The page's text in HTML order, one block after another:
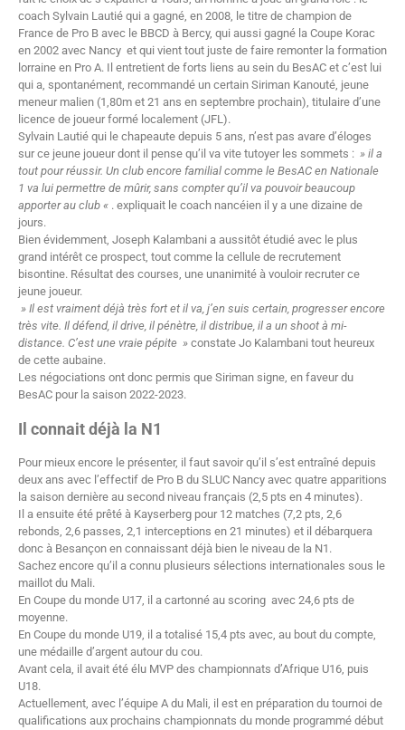
coach Sylvain Lautié qui a gagné, en 2008, le titre de champion de
France de Pro B avec le BBCD à Bercy, qui aussi gagné la Coupe Korac
en 2002 avec Nancy et qui vient tout juste de faire remonter la formation
lorraine en Pro A. Il entretient de forts liens au sein du BesAC et c’est lui
qui a, spontanément, recommandé un certain Siriman Kanouté, jeune
meneur malien (1,80m et 21 ans en septembre prochain), titulaire d’une
licence de joueur formé localement (JFL).
Sylvain Lautié qui le chapeaute depuis 5 ans, n’est pas avare d’éloges
sur ce jeune joueur dont il pense qu’il va vite tutoyer les sommets : » il a
tout pour réussir. Un club encore familial comme le BesAC en Nationale
1 va lui permettre de mûrir, sans compter qu’il va pouvoir beaucoup
apporter au club « . expliquait le coach nancéien il y a une dizaine de
jours.
Bien évidemment, Joseph Kalambani a aussitôt étudié avec le plus
grand intérêt ce prospect, tout comme la cellule de recrutement
bisontine. Résultat des courses, une unanimité à vouloir recruter ce
jeune joueur.
» Il est vraiment déjà très fort et il va, j’en suis certain, progresser encore
très vite. Il défend, il drive, il pénètre, il distribue, il a un shoot à mi-
distance. C’est une vraie pépite » constate Jo Kalambani tout heureux
de cette aubaine.
Les négociations ont donc permis que Siriman signe, en faveur du
BesAC pour la saison 2022-2023.
Il connait déjà la N1
Pour mieux encore le présenter, il faut savoir qu’il s’est entraîné depuis
deux ans avec l’effectif de Pro B du SLUC Nancy avec quatre apparitions
la saison dernière au second niveau français (2,5 pts en 4 minutes).
Il a ensuite été prêté à Kayserberg pour 12 matches (7,2 pts, 2,6
rebonds, 2,6 passes, 2,1 interceptions en 21 minutes) et il débarquera
donc à Besançon en connaissant déjà bien le niveau de la N1.
Sachez encore qu’il a connu plusieurs sélections internationales sous le
maillot du Mali.
En Coupe du monde U17, il a cartonné au scoring avec 24,6 pts de
moyenne.
En Coupe du monde U19, il a totalisé 15,4 pts avec, au bout du compte,
une médaille d’argent autour du cou.
Avant cela, il avait été élu MVP des championnats d’Afrique U16, puis
U18.
Actuellement, avec l’équipe A du Mali, il est en préparation du tournoi de
qualifications aux prochains championnats du monde programmé début